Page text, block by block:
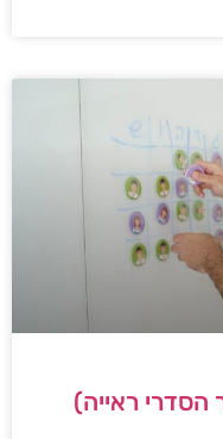
הסדרי ראייה)